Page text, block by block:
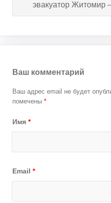
эвакуатор Житомир
Ваш комментарий
Ваш адрес email не будет
помечены *
Имя *
Email *